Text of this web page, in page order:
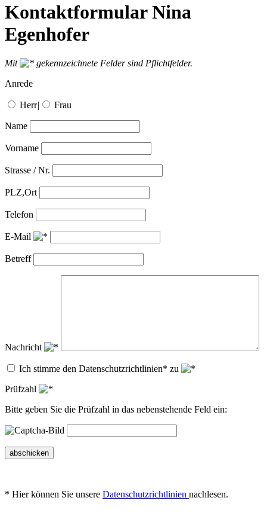
Kontaktformular Nina
Egenhofer
Mit
gekennzeichnete Felder sind Pflichtfelder.
Anrede
Herr| Frau
Name
Vorname
Strasse / Nr.
PLZ,Ort
Telefon
E-Mail
Betreff
Nachricht
Ich stimme den Datenschutzrichtlinien* zu
Prüfzahl
Bitte geben Sie die Prüfzahl in das nebenstehende Feld ein:
abschicken
* Hier können Sie unsere Datenschutzrichtlinien nachlesen.